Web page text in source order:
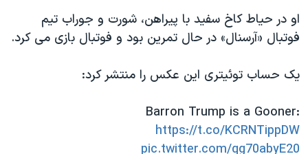
او در حیاط کاخ سفید با پیراهن، شورت و جوراب تیم
فوتبال «آرسنال» در حال تمرین بود و فوتبال بازی می کرد.
یک حساب توئیتری این عکس را منتشر کرد:
Barron Trump is a Gooner:
https://t.co/KCRNTippDW
pic.twitter.com/qg70abyE20